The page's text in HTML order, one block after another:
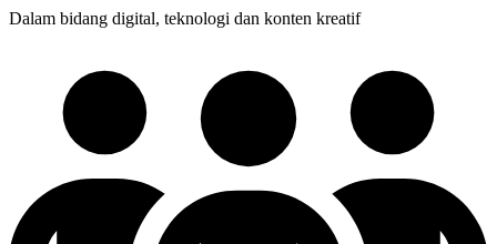
Dalam bidang digital, teknologi dan konten kreatif